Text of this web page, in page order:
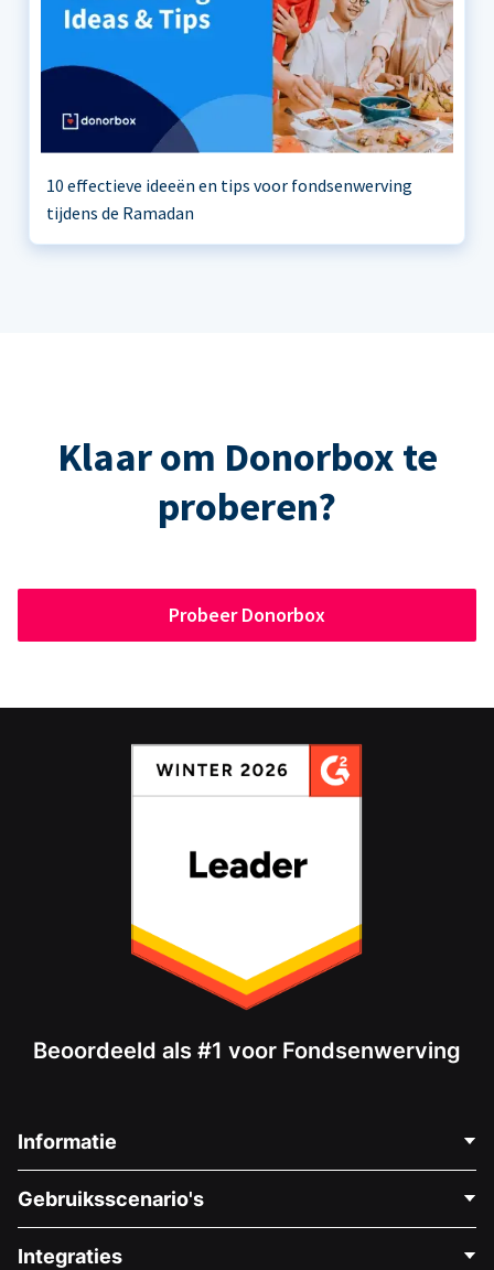
10 effectieve ideeën en tips voor fondsenwerving
tijdens de Ramadan
Klaar om Donorbox te
proberen?
Probeer Donorbox
Beoordeeld als #1 voor Fondsenwerving
Informatie
Over Ons
Gebruiksscenario's
Integraties